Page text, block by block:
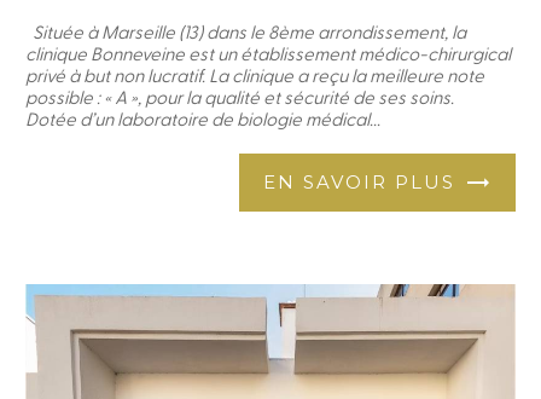
Située à Marseille (13) dans le 8ème arrondissement, la
clinique Bonneveine est un établissement médico-chirurgical
privé à but non lucratif. La clinique a reçu la meilleure note
possible : « A », pour la qualité et sécurité de ses soins.
Dotée d’un laboratoire de biologie médical...
EN SAVOIR PLUS